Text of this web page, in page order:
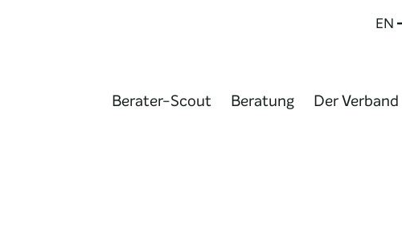
EN
Berater-Scout Beratung Der Verband